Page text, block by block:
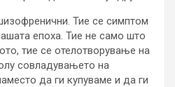
Тие се симптом
епоха. Тие не само што
тие се отелотворување на
совладувањето на
да ги купуваме и да ги